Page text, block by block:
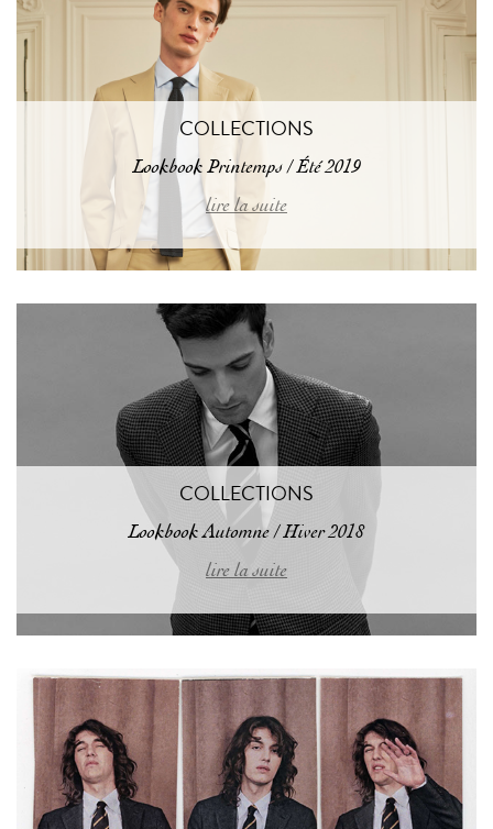
COLLECTIONS
Lookbook Printemps / Été 2019
lire la suite
COLLECTIONS
Lookbook Automne / Hiver 2018
lire la suite